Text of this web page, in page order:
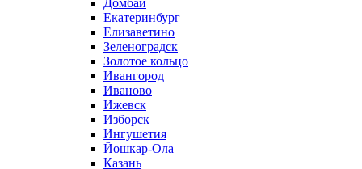
Домбай
Екатеринбург
Елизаветино
Зеленоградск
Золотое кольцо
Ивангород
Иваново
Ижевск
Изборск
Ингушетия
Йошкар-Ола
Казань